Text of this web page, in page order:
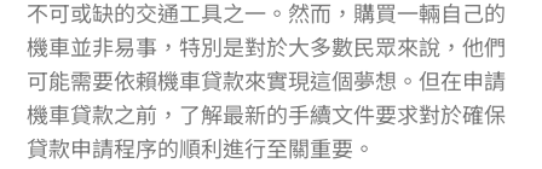
不可或缺的交通工具之一。然而，購買一輛自己的
機車並非易事，特別是對於大多數民眾來說，他們
可能需要依賴機車貸款來實現這個夢想。但在申請
機車貸款之前，了解最新的手續文件要求對於確保
貸款申請程序的順利進行至關重要。